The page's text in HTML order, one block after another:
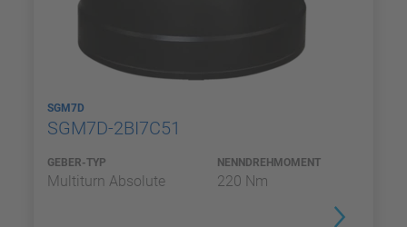
SGM7D
SGM7D-2BI7C51
GEBER-TYP
Multiturn Absolute
NENNDREHMOMENT
220 Nm